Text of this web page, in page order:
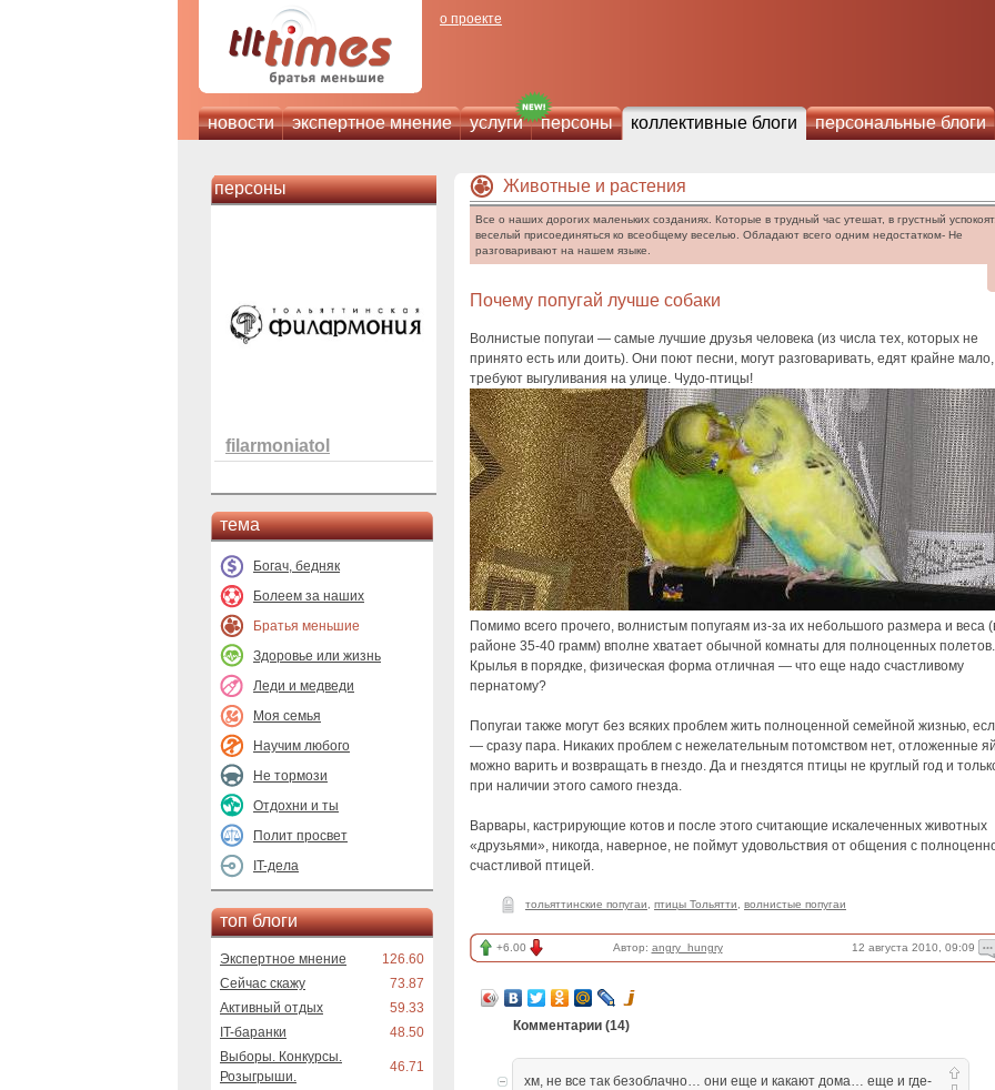
о проекте
новости экспертное мнение услуги персоны коллективные блоги персональные блоги
персоны
filarmoniatol
тема
Богач, бедняк
Болеем за наших
Братья меньшие
Здоровье или жизнь
Леди и медведи
Моя семья
Научим любого
Не тормози
Отдохни и ты
Полит просвет
IT-дела
топ блоги
Экспертное мнение
126.60
Сейчас скажу
73.87
Активный отдых
59.33
IT-баранки
48.50
Выборы. Конкурсы.
Розыгрыши.
46.71
Животные и растения
Все о наших дорогих маленьких созданиях. Которые в трудный час утешат, в грустный
веселый присоединяться ко всеобщему веселью. Обладают всего одним недостатком- Не
разговаривают на нашем языке.
Почему попугай лучше собаки
Волнистые попугаи — самые лучшие друзья человека (из числа тех, которых не
принято есть или доить). Они поют песни, могут разговаривать, едят крайне
требуют выгуливания на улице. Чудо-птицы!
Помимо всего прочего, волнистым попугаям из-за их небольшого размера и веса
районе 35-40 грамм) вполне хватает обычной комнаты для полноценных полетов.
Крылья в порядке, физическая форма отличная — что еще надо счастливому
пернатому?
Попугаи также могут без всяких проблем жить полноценной семейной жизнью,
— сразу пара. Никаких проблем с нежелательным потомством нет, отложенные
можно варить и возвращать в гнездо. Да и гнездятся птицы не круглый год и
при наличии этого самого гнезда.
Варвары, кастрирующие котов и после этого считающие искалеченных животных
«друзьями», никогда, наверное, не поймут удовольствия от общения с
счастливой птицей.
тольяттинские попугаи птицы Тольятти волнистые попугаи
+6.00 Автор: angry_hungry 12 августа 2010, 09:09
Комментарии (14)
хм, не все так безоблачно… они еще и какают дома… еще и где-